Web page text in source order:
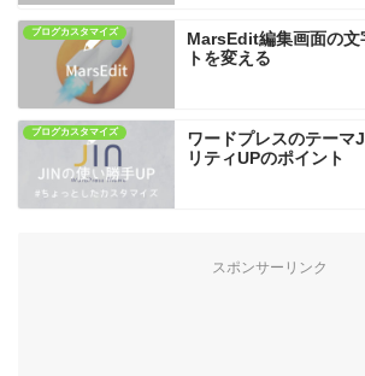
ブログカスタマイズ
MarsEdit編集画面の文
トを変える
ブログカスタマイズ
ワードプレスのテーマ
リティUPのポイント
スポンサーリンク